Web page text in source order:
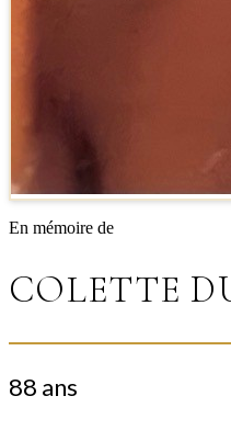
En mémoire de
COLETTE
88 ans